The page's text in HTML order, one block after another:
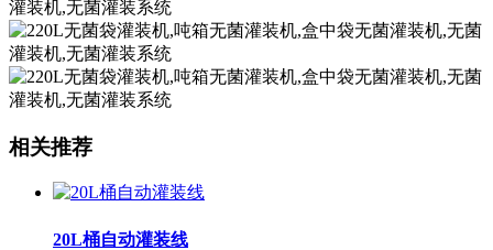
相关推荐
20L桶自动灌装线